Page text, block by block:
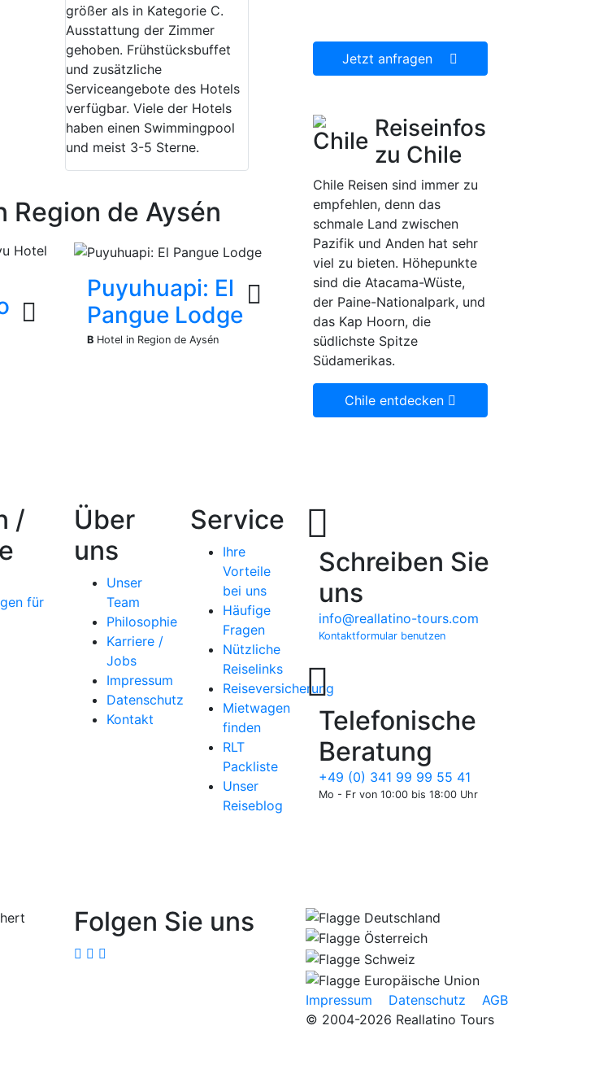
größer als in Kategorie C.
Ausstattung der Zimmer
gehoben. Frühstücksbuffet
und zusätzliche
Serviceangebote des Hotels
verfügbar. Viele der Hotels
haben einen Swimmingpool
und meist 3-5 Sterne.
de Aysén
Puyuhuapi: El
Pangue Lodge
BHotel in Region de Aysén
Jetzt anfragen
Reiseinfos
zu Chile
Chile Reisen sind immer zu
empfehlen, denn das
schmale Land zwischen
Pazifik und Anden hat sehr
viel zu bieten. Höhepunkte
sind die Atacama-Wüste,
der Paine-Nationalpark, und
das Kap Hoorn, die
südlichste Spitze
Südamerikas.
Chile entdecken
/
für
Über
uns
Unser
Team
Philosophie
Karriere /
Jobs
Impressum
Datenschutz
Kontakt
Service
Ihre
Vorteile
bei uns
Häufige
Fragen
Nützliche
Reiselinks
Reiseversicherung
Mietwagen
finden
RLT
Packliste
Unser
Reiseblog
Schreiben Sie
uns
info@reallatino-tours.com
Kontaktformular benutzen
Telefonische
Beratung
+49 (0) 341 99 99 55 41
Mo - Fr von 10:00 bis 18:00 Uhr
Folgen Sie uns
Impressum Datenschutz
AGB
© 2004-2026 Reallatino Tours